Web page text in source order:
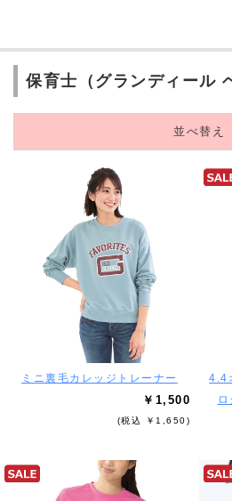
保育士（グランディール
並べ替え
ミニ裏毛カレッジトレーナー
￥1,500
(税込 ￥1,650)
4.4